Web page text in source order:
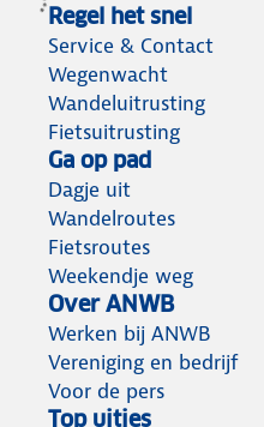
Regel het snel
Service & Contact
Wegenwacht
Wandeluitrusting
Fietsuitrusting
Ga op pad
Dagje uit
Wandelroutes
Fietsroutes
Weekendje weg
Over ANWB
Werken bij ANWB
Vereniging en bedrijf
Voor de pers
Top uitjes